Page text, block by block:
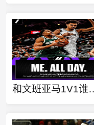
和文班亚马1V1谁